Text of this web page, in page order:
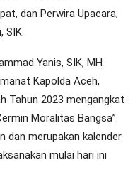
dan Perwira Upacara,
SIK.
Yanis, SIK, MH
Kapolda Aceh,
Tahun 2023 mengangkat
Moralitas Bangsa”.
dan merupakan kalender
mulai hari ini